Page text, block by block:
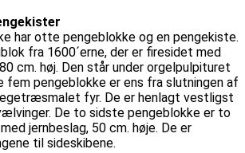
har otte pengeblokke og en pengekiste.
fra 1600´erne, der er firesidet med
cm. høj. Den står under orgelpulpituret
pengeblokke er ens fra slutningen af
egetræsmalet fyr. De er henlagt vestligst
De to sidste pengeblokke er to
jernbeslag, 50 cm. høje. De er
til sideskibene.